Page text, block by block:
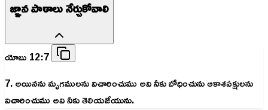
జ్ఞాన పాఠాలు నేర్చుకోవాలి
యోబు 12:7
7. అయినను మృగములను విచారించుము అవి నీకు బోధించును ఆకాశపక్షులను
విచారించుము అవి నీకు తెలియజేయును.